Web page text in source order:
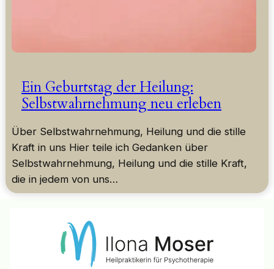
Ein Geburtstag der Heilung:
Selbstwahrnehmung neu erleben
Über Selbstwahrnehmung, Heilung und die stille
Kraft in uns Hier teile ich Gedanken über
Selbstwahrnehmung, Heilung und die stille Kraft,
die in jedem von uns…